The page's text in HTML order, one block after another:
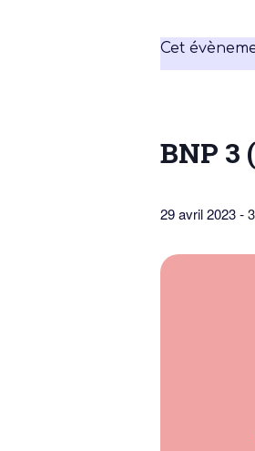
Cet
BNP 3
29 avril 2023-